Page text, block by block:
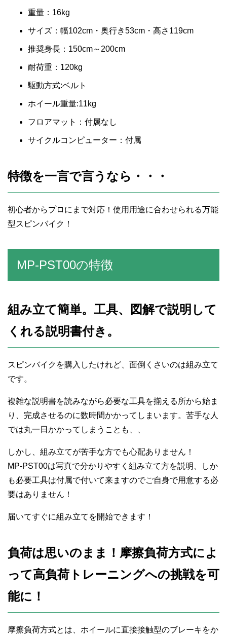
重量：16kg
サイズ：幅102cm・奥行き53cm・高さ119cm
推奨身長：150cm～200cm
耐荷重：120kg
駆動方式:ベルト
ホイール重量:11kg
フロアマット：付属なし
サイクルコンピューター：付属
特徴を一言で言うなら・・・
初心者からプロにまで対応！使用用途に合わせられる万能
型スピンバイク！
MP-PST00の特徴
組み立て簡単。工具、図解で説明して
くれる説明書付き。
スピンバイクを購入したけれど、面倒くさいのは組み立て
です。
複雑な説明書を読みながら必要な工具を揃える所から始ま
り、完成させるのに数時間かかってしまいます。苦手な人
では丸一日かかってしまうことも、、
しかし、組み立てが苦手な方でも心配ありません！
MP-PST00は写真で分かりやすく組み立て方を説明、しか
も必要工具は付属で付いて来ますのでご自身で用意する必
要はありません！
届いてすぐに組み立てを開始できます！
負荷は思いのまま！摩擦負荷方式によ
って高負荷トレーニングへの挑戦を可
能に！
摩擦負荷方式とは、ホイールに直接接触型のブレーキをか